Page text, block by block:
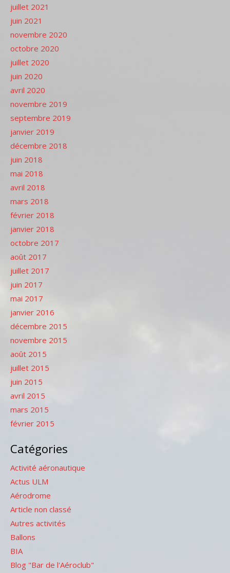
juillet 2021
juin 2021
novembre 2020
octobre 2020
juillet 2020
juin 2020
avril 2020
novembre 2019
septembre 2019
janvier 2019
décembre 2018
juin 2018
mai 2018
avril 2018
mars 2018
février 2018
janvier 2018
octobre 2017
août 2017
juillet 2017
juin 2017
mai 2017
janvier 2016
décembre 2015
novembre 2015
août 2015
juillet 2015
juin 2015
avril 2015
mars 2015
février 2015
Catégories
Activité aéronautique
Actus ULM
Aérodrome
Article non classé
Autres activités
Ballons
BIA
Blog "Bar de l'Aéroclub"